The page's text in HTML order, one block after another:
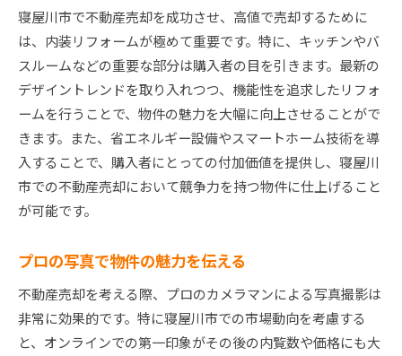
寝屋川市で不動産売却を成功させ、高値で売却するために
は、内装リフォームが極めて重要です。特に、キッチンやバ
スルームなどの重要な部分は購入者の目を引きます。最新の
デザイントレンドを取り入れつつ、機能性を追求したリフォ
ームを行うことで、物件の魅力を大幅に向上させることがで
きます。また、省エネルギー設備やスマートホーム技術を導
入することで、購入者にとっての付加価値を提供し、寝屋川
市での不動産売却において競争力を持つ物件に仕上げること
が可能です。
プロの写真で物件の魅力を伝える
不動産売却を考える際、プロのカメラマンによる写真撮影は
非常に効果的です。特に寝屋川市での市場動向を考慮する
と、オンラインでの第一印象がその後の内覧数や価格にも大